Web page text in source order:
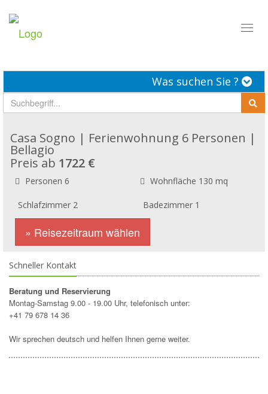
Was suchen Sie ?
Casa Sogno | Ferienwohnung 6 Personen |
Bellagio
Preis ab 1722 €
Personen 6 Wohnfläche 130 mq
Schlafzimmer 2 Badezimmer 1
» Reisezeitraum wählen
Schneller Kontakt
Beratung und Reservierung
Montag-Samstag 9.00 - 19.00 Uhr, telefonisch unter:
+41 79 678 14 36
Wir sprechen deutsch und helfen Ihnen gerne weiter.